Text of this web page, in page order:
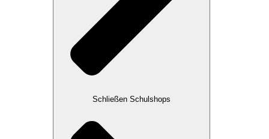
Schließen Schulshops